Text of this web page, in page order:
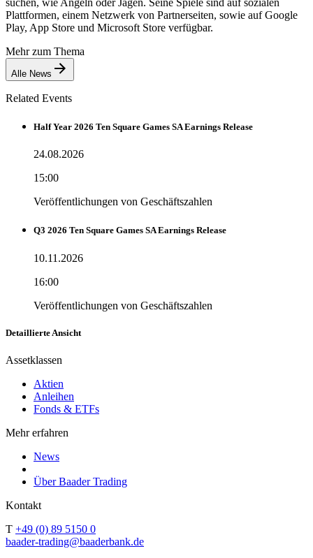
Plattformen, einem Netzwerk von Partnerseiten, sowie auf Google
Play, App Store und Microsoft Store verfügbar.
Mehr zum Thema
Alle News
Related Events
Half Year 2026 Ten Square Games SA Earnings Release
24.08.2026
15:00
Veröffentlichungen von Geschäftszahlen
Q3 2026 Ten Square Games SA Earnings Release
10.11.2026
16:00
Veröffentlichungen von Geschäftszahlen
Detaillierte Ansicht
Assetklassen
Aktien
Anleihen
Fonds & ETFs
Mehr erfahren
News
Über Baader Trading
Kontakt
T +49 (0) 89 5150 0
baader-trading@baaderbank.de